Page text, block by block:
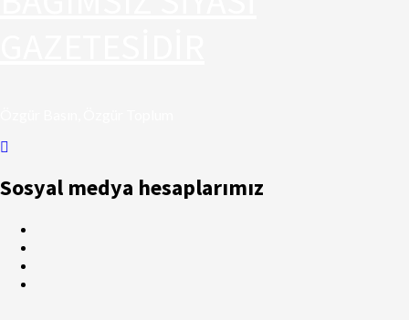
Sosyal medya hesaplarımız